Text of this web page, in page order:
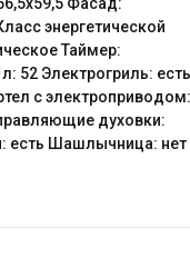
энергетической
Таймер:
52 Электрогриль: есть
с электроприводом:
духовки:
есть Шашлычница: нет